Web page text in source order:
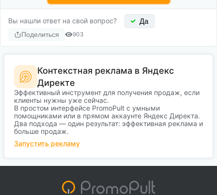
Вы нашли ответ на свой вопрос? Да
Поделиться 903
Контекстная реклама в Яндекс
Директе
Эффективный инструмент для получения продаж, если
клиенты нужны уже сейчас.
В простом интерфейсе PromoPult с умными
помощниками или в прямом аккаунте Яндекс Директа.
Два подхода — один результат: эффективная реклама и
больше продаж.
Запустить рекламу